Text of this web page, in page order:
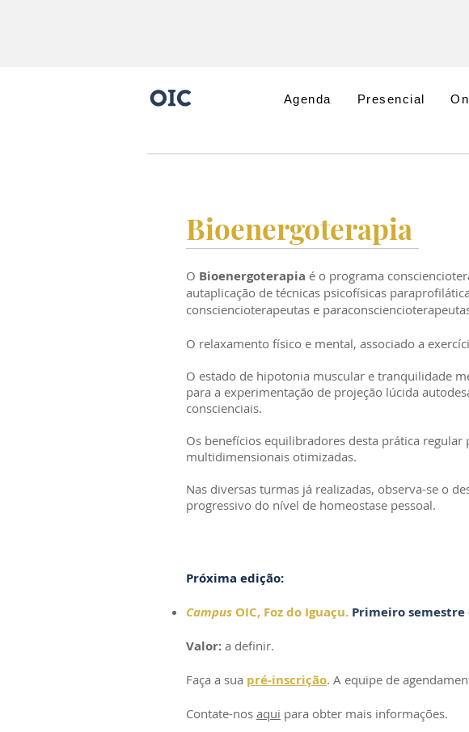
Agenda Presencial
Bioenergoterapia
O Bioenergoterapia é o programa
autaplicação de técnicas psicofísicas
consciencioterapeutas e
O relaxamento físico e mental, associado a
O estado de hipotonia muscular e tranquilidade
para a experimentação de projeção lúcida
conscienciais.
Os benefícios equilibradores desta prática
multidimensionais otimizadas.
Nas diversas turmas já realizadas, observa-se o
progressivo do nível de homeostase pessoal.
Próxima edição:
Campus OIC, Foz do Iguaçu. Primeiro semestre
Valor: a definir.
Fa​​ça a sua pré-inscrição. A equipe de
Contate-nos aqui para obter mais informações.